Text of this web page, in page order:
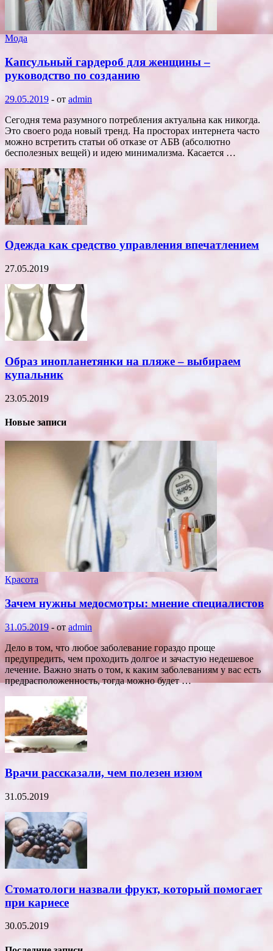
Мода
Капсульный гардероб для женщины –
руководство по созданию
29.05.2019 - от admin
Сегодня тема разумного потребления актуальна как никогда.
Это своего рода новый тренд. На просторах интернета часто
можно встретить статьи об отказе от АБВ (абсолютно
бесполезных вещей) и идею минимализма. Касается …
Одежда как средство управления впечатлением
27.05.2019
Образ инопланетянки на пляже – выбираем
купальник
23.05.2019
Новые записи
Красота
Зачем нужны медосмотры: мнение специалистов
31.05.2019-от admin
Дело в том, что любое заболевание гораздо проще
предупредить, чем проходить долгое и зачастую недешевое
лечение. Важно знать о том, к каким заболеваниям у вас есть
предрасположенность, тогда можно будет …
Врачи рассказали, чем полезен изюм
31.05.2019
Стоматологи назвали фрукт, который помогает
при кариесе
30.05.2019